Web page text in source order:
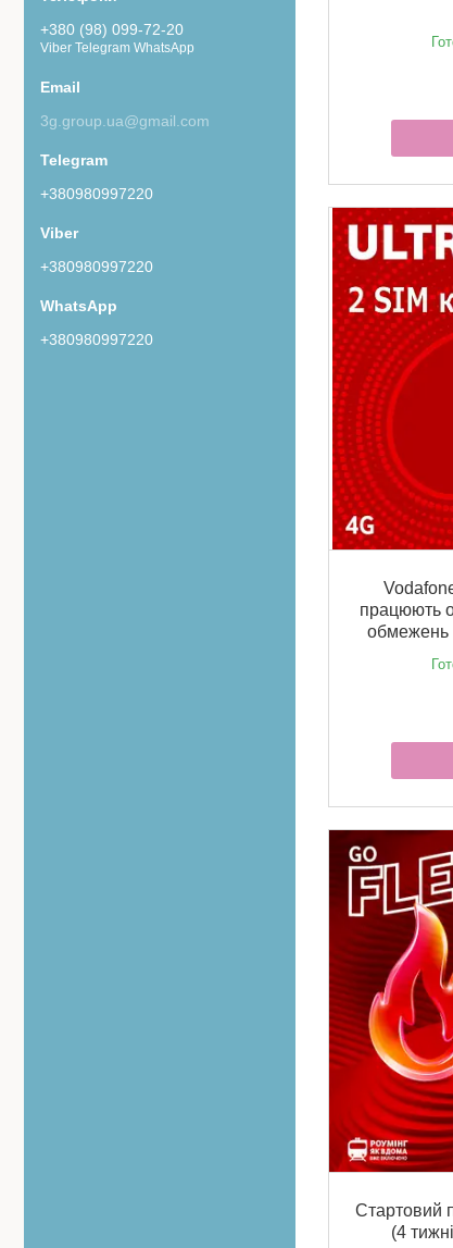
працюють
обмежень
Стартовий
(4
+380 (98) 099-72-20
Viber Telegram WhatsApp
3g.group.ua@gmail.com
+380980997220
+380980997220
+380980997220